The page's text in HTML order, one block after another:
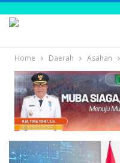
Home Daerah Asahan